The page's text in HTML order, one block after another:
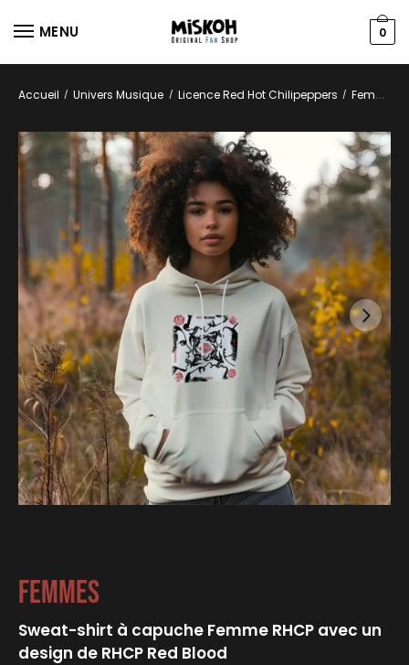
MENU 0
Accueil / Univers Musique / Licence Red Hot Chilipeppers / Femmes
Femmes
Sweat-shirt à capuche Femme RHCP avec un
design de RHCP Red Blood